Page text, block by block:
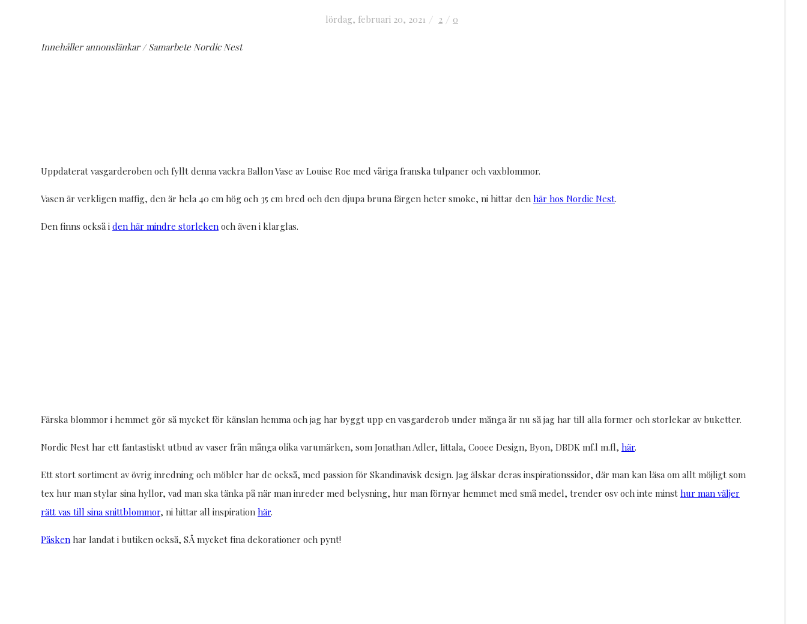
lördag, februari 20, 2021 2 0
Innehåller annonslänkar / Samarbete Nordic Nest
Uppdaterat vasgarderoben och fyllt denna vackra Ballon Vase av Louise Roe med våriga franska tulpaner och vaxblommor.
Vasen är verkligen maffig, den är hela 40 cm hög och 35 cm bred och den djupa bruna färgen heter smoke, ni hittar den här hos Nordic Nest.
Den finns också i den här mindre storleken och även i klarglas.
Färska blommor i hemmet gör så mycket för känslan hemma och jag har byggt upp en vasgarderob under många år nu så jag har till alla former och storlekar av buketter.
Nordic Nest har ett fantastiskt utbud av vaser från många olika varumärken, som Jonathan Adler, Iittala, Cooee Design, Byon, DBDK mf.l m.fl, här.
Ett stort sortiment av övrig inredning och möbler har de också, med passion för Skandinavisk design. Jag älskar deras inspirationssidor, där man kan läsa om allt möjligt som
tex hur man stylar sina hyllor, vad man ska tänka på när man inreder med belysning, hur man förnyar hemmet med små medel, trender osv och inte minst hur man väljer
rätt vas till sina snittblommor, ni hittar all inspiration här.
Påsken har landat i butiken också, SÅ mycket fina dekorationer och pynt!